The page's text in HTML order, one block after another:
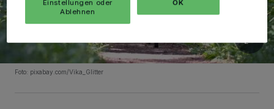
Foto: pixabay.com/Vika_Glitter
Einstellungen oder
Ablehnen
OK